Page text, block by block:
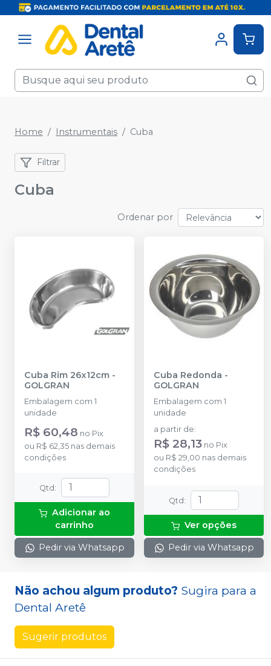
Home Instrumentais Cuba
Filtrar
Cuba
Ordenar por
Cuba Rim 26x12cm -
GOLGRAN
Embalagem com 1
unidade
R$ 60,48 no Pix
ou R$ 62,35 nas demais
condições
Qtd :
Adicionar ao
carrinho
Pedir via Whatsapp
Cuba Redonda -
GOLGRAN
Embalagem com 1
unidade
a partir de:
R$ 28,13 no Pix
ou R$ 29,00 nas demais
condições
Qtd :
Ver opções
Pedir via Whatsapp
Não achou algum produto? Sugira para a
Dental Aretê
Sugerir produtos